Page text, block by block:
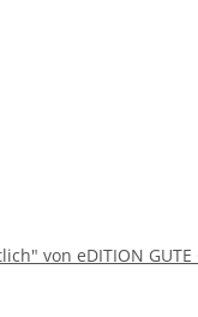
von eDITION GUTE